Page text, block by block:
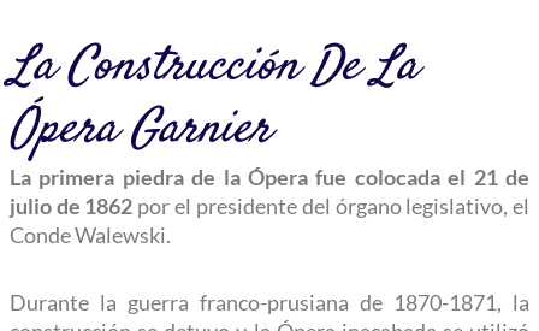
La Construcción De La
Ópera Garnier
La primera piedra de la Ópera fue colocada el 21 de
julio de 1862 por el presidente del órgano legislativo, el
Conde Walewski.
Durante la guerra franco-prusiana de 1870-1871, la